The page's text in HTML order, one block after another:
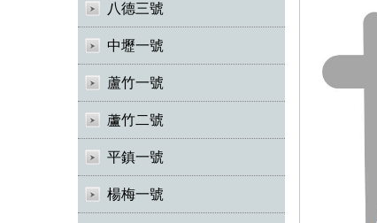
八德三號
中壢一號
蘆竹一號
蘆竹二號
平鎮一號
楊梅一號